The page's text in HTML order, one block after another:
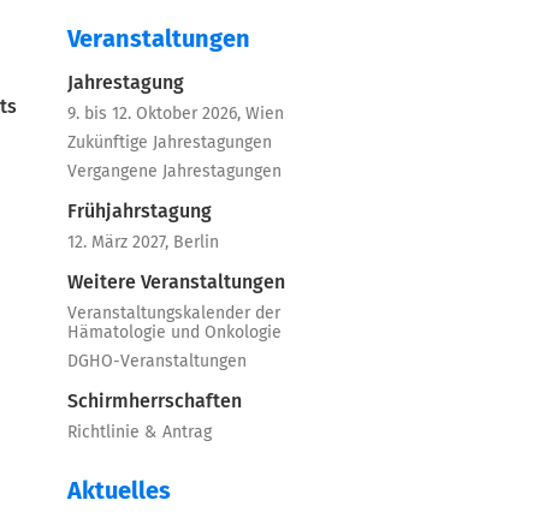
Veranstaltungen
Jahrestagung
9. bis 12. Oktober 2026, Wien
Zukünftige Jahrestagungen
Vergangene Jahrestagungen
Frühjahrstagung
12. März 2027, Berlin
Weitere Veranstaltungen
Veranstaltungskalender der
Hämatologie und Onkologie
DGHO-Veranstaltungen
Schirmherrschaften
Richtlinie & Antrag
Aktuelles